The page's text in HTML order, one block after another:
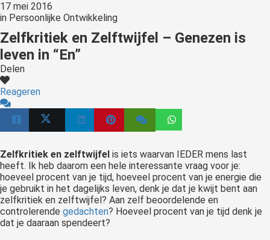
17 mei 2016
in Persoonlijke Ontwikkeling
Zelfkritiek en Zelftwijfel – Genezen is
leven in “En”
Delen
Reageren
Zelfkritiek en zelftwijfel is iets waarvan IEDER mens last
heeft. Ik heb daarom een hele interessante vraag voor je:
hoeveel procent van je tijd, hoeveel procent van je energie die
je gebruikt in het dagelijks leven, denk je dat je kwijt bent aan
zelfkritiek en zelftwijfel? Aan zelf beoordelende en
controlerende gedachten? Hoeveel procent van je tijd denk je
dat je daaraan spendeert?